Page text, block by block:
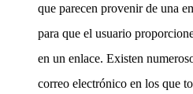
que parecen provenir de una
para que el usuario
en un enlace. Existen
correo electrónico en los que